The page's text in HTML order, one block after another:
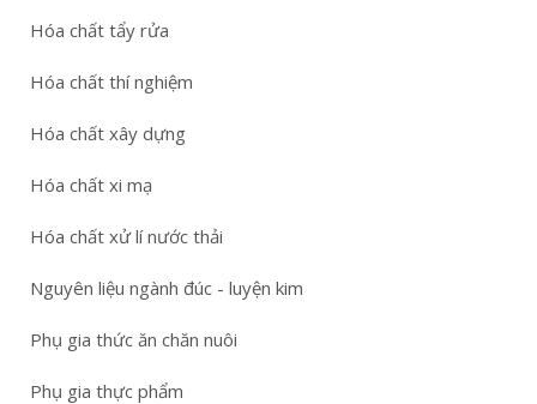
Hóa chất tẩy rửa
Hóa chất thí nghiệm
Hóa chất xây dựng
Hóa chất xi mạ
Hóa chất xử lí nước thải
Nguyên liệu ngành đúc - luyện kim
Phụ gia thức ăn chăn nuôi
Phụ gia thực phẩm